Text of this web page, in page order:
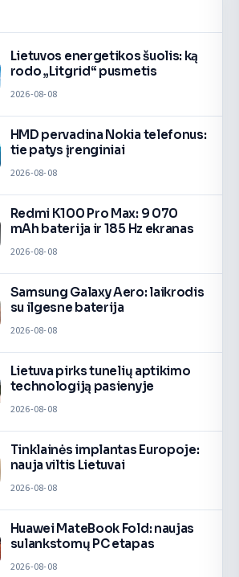
Lietuvos energetikos šuolis: ką
rodo „Litgrid“ pusmetis
2026-08-08
HMD pervadina Nokia telefonus:
tie patys įrenginiai
2026-08-08
Redmi K100 Pro Max: 9 070
mAh baterija ir 185 Hz ekranas
2026-08-08
Samsung Galaxy Aero: laikrodis
su ilgesne baterija
2026-08-08
Lietuva pirks tunelių aptikimo
technologiją pasienyje
2026-08-08
Tinklainės implantas Europoje:
nauja viltis Lietuvai
2026-08-08
Huawei MateBook Fold: naujas
sulankstomų PC etapas
2026-08-08